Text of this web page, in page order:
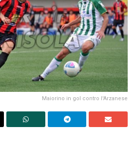
Maiorino in gol contro l'Arzanese